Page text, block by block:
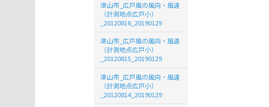
津山市_広戸風の風向・風速
（計測地点広戸小）
_20120816_20190129
津山市_広戸風の風向・風速
（計測地点広戸小）
_20120815_20190129
津山市_広戸風の風向・風速
（計測地点広戸小）
_20120814_20190129